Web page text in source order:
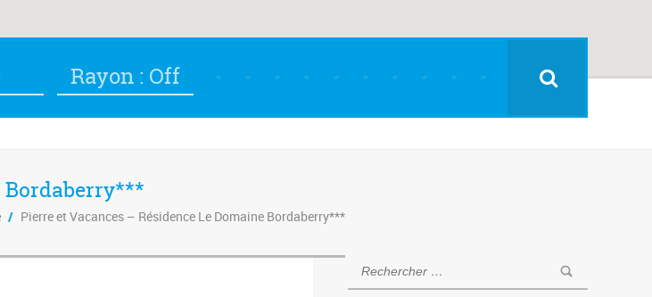
Rayon : Off
Bordaberry***
/ Pierre et Vacances – Résidence Le Domaine Bordaberry***